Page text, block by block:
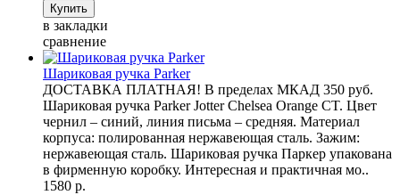
в закладки
сравнение
Шариковая ручка Parker
ДОСТАВКА ПЛАТНАЯ! В пределах МКАД 350 руб.
Шариковая ручка Parker Jotter Chelsea Orange CT. Цвет
чернил – синий, линия письма – средняя. Материал
корпуса: полированная нержавеющая сталь. Зажим:
нержавеющая сталь. Шариковая ручка Паркер упакована
в фирменную коробку. Интересная и практичная мо..
1580 р.